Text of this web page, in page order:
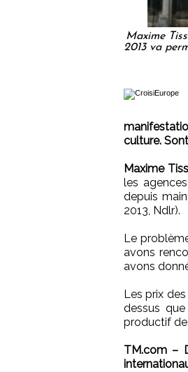
Maxime
2013 va
culture.
Maxime
les
depuis
2013, Ndlr).
Le
avons
avons
Les prix
dessus
productif de
TM.com –